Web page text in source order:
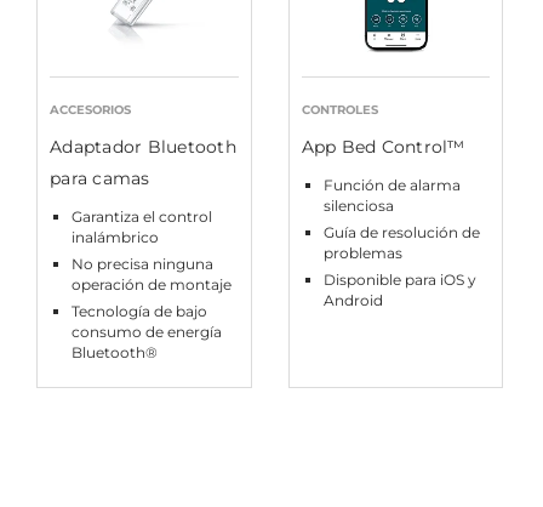
ACCESORIOS
Adaptador Bluetooth
para camas
Garantiza el control
inalámbrico
No precisa ninguna
operación de montaje
Tecnología de bajo
consumo de energía
Bluetooth®
CONTROLES
App Bed Control™
Función de alarma
silenciosa
Guía de resolución de
problemas
Disponible para iOS y
Android